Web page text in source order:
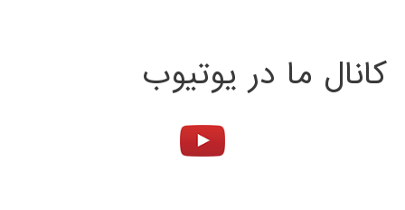
کانال ما در یوتیوب